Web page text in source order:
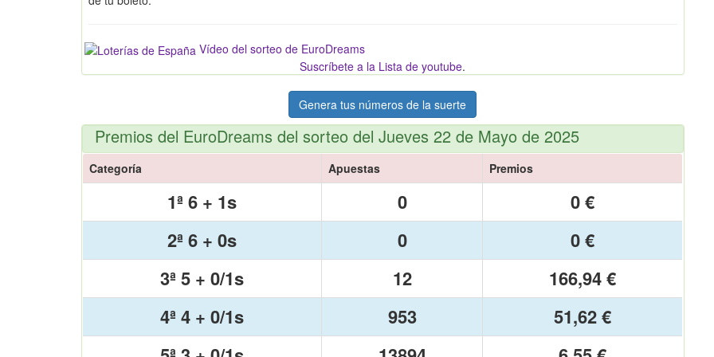
Vídeo del sorteo de EuroDreams
Suscríbete a la Lista de youtube.
Genera tus números de la suerte
Premios del EuroDreams del sorteo del Jueves 22 de Mayo de 2025
Categoría Apuestas Premios
1ª 6 + 1s 0
0 €
2ª 6 + 0s
0
0 €
3ª 5 + 0/1s
12
166,94 €
4ª 4 + 0/1s
953
51,62 €